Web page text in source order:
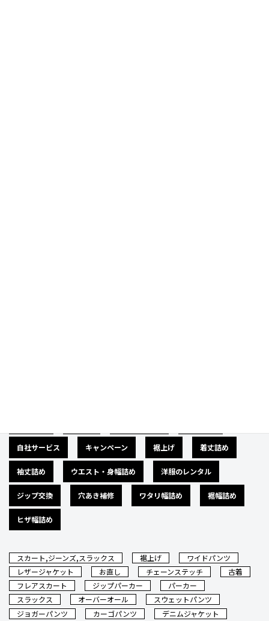
自社サービス キャンペーン 裾上げ 着丈詰め
袖丈詰め ウエスト・身幅詰め 洋服のレンタル
ジップ交換 穴あき補修 ワタリ幅詰め 裾幅詰め
ヒザ幅詰め
スカート,ジーンズ,スラックス 裾上げ
ワイドパンツ
レザージャケット
お直し チェーンステッチ
古着
フレアスカート
ジップパーカー
パーカー
スラックス
オーバーオール
スウェットパンツ
ジョガーパンツ
カーゴパンツ
デニムジャケット